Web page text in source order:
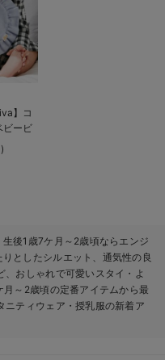
】コ
ビービ
後1歳7ケ月～2歳頃ならエンジ
としたシルエット、通気性の良
おしゃれで可愛いスタイ・よ
～2歳頃の定番アイテムから最
ニティウェア・授乳服の新着ア